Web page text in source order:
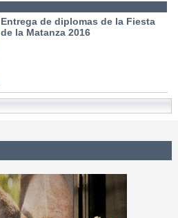
Entrega de diplomas de la Fiesta
de la Matanza 2016